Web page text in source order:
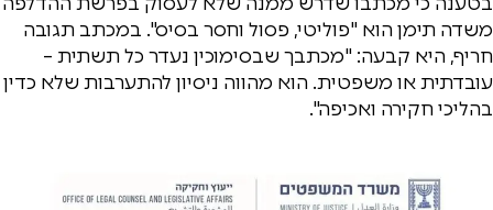
משדה תימן הוא "פוליטי, פסול וחסר בסיס". במכתב תגובה
חריף, היא קבעה: "מכתבך שבסימוכין נעדר כל תשתית –
עובדתית או משפטית. הוא מהווה ניסיון להתערבות שלא כדין
בהליכי חקירה ואכיפה".